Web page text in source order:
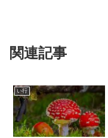
関連記事
い行